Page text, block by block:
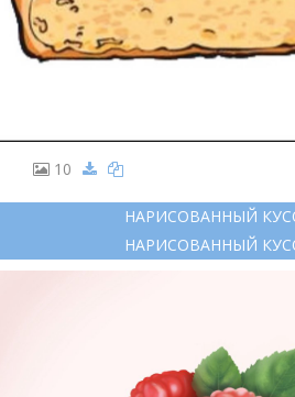
10
НАРИСОВАННЫЙ
НАРИСОВАННЫЙ